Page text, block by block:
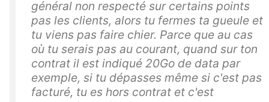
général non respecté sur certains points
pas les clients, alors tu fermes ta gueule et
tu viens pas faire chier. Parce que au cas
où tu serais pas au courant, quand sur ton
contrat il est indiqué 20Go de data par
exemple, si tu dépasses même si c'est pas
facturé, tu es hors contrat et c'est